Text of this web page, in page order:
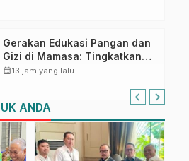
Gerakan Edukasi Pangan dan
Gizi di Mamasa: Tingkatkan
Pengetahuan dan
calendar_month13 jam yang lalu
ANDA